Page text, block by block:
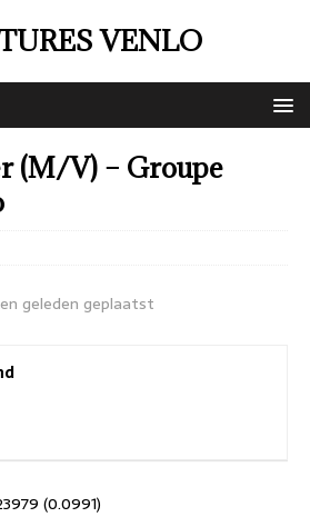
VENLO
(M/V) – Groupe
geleden geplaatst
(0.0991)